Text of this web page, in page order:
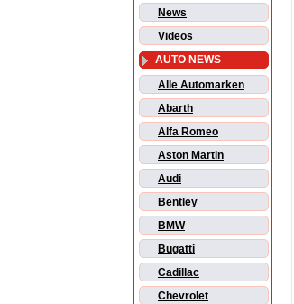
News
Videos
AUTO NEWS
Alle Automarken
Abarth
Alfa Romeo
Aston Martin
Audi
Bentley
BMW
Bugatti
Cadillac
Chevrolet